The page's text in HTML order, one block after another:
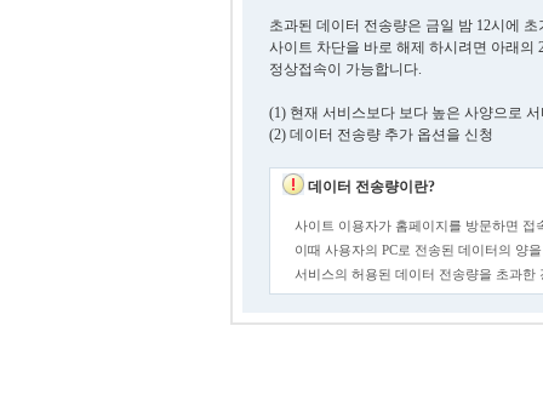
초과된 데이터 전송량은 금일 밤 12시에
사이트 차단을 바로 해제 하시려면 아래의
정상접속이 가능합니다.
(1) 현재 서비스보다 보다 높은 사양으로
(2) 데이터 전송량 추가 옵션을 신청
데이터 전송량이란?
사이트 이용자가 홈페이지를 방문하면 접
이때 사용자의 PC로 전송된 데이터의 양
서비스의 허용된 데이터 전송량을 초과